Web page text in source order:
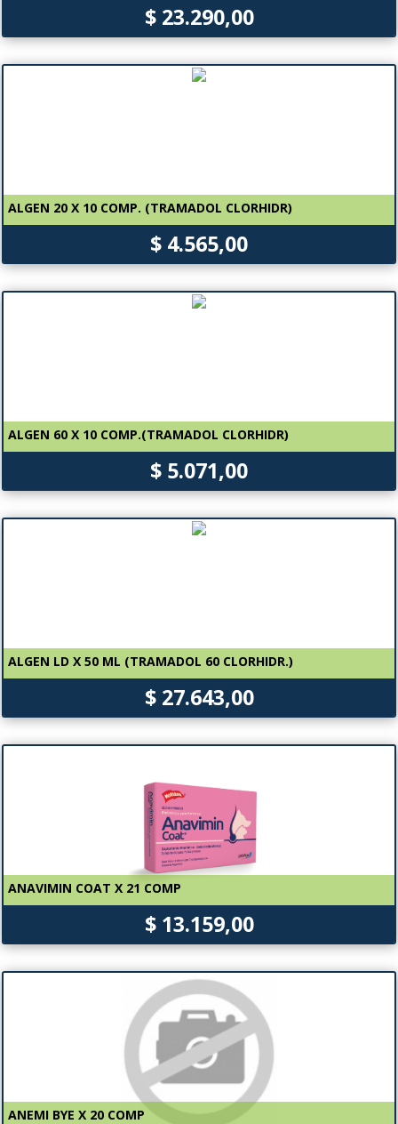
$ 23.290,00
ALGEN 20 X 10 COMP. (TRAMADOL CLORHIDR)
$ 4.565,00
ALGEN 60 X 10 COMP.(TRAMADOL CLORHIDR)
$ 5.071,00
ALGEN LD X 50 ML (TRAMADOL 60 CLORHIDR.)
$ 27.643,00
ANAVIMIN COAT X 21 COMP
$ 13.159,00
ANEMI BYE X 20 COMP